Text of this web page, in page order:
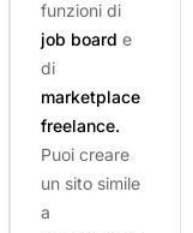
funzioni di
job board e
di
marketplace
freelance.
Puoi creare
un sito simile
a